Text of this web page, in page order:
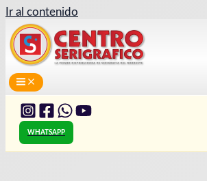
Ir al contenido
WHATSAPP